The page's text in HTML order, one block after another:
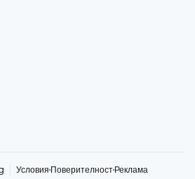
Условия ПоверителностРеклама